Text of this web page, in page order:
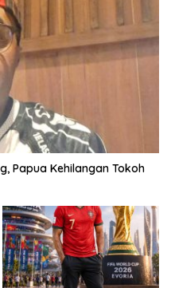
Papua Kehilangan Tokoh